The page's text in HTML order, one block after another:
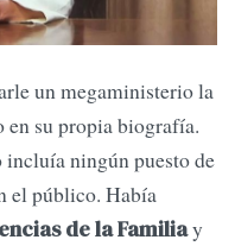
un megaministerio la
en su propia biografía.
ningún puesto de
el público. Había
de la Familiay